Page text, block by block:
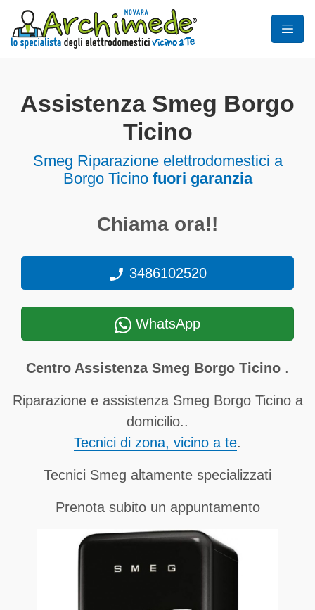
Assistenza Smeg Borgo
Ticino
Smeg Riparazione elettrodomestici a
Borgo Ticino fuori garanzia
Chiama ora!!
3486102520
WhatsApp
Centro Assistenza Smeg Borgo Ticino .
Riparazione e assistenza Smeg Borgo Ticino a
domicilio..
Tecnici di zona, vicino a te.
Tecnici Smeg altamente specializzati
Prenota subito un appuntamento